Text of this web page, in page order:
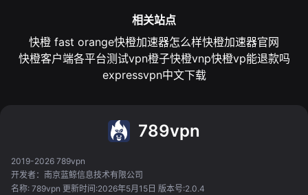
相关站点
快橙 fast orange快橙加速器怎么样快橙加速器官网
快橙客户端各平台测试vpn橙子快橙vnp快橙vp能退款吗
expressvpn中文下载
789vpn
2019-2026 789vpn
开发者：南京蓝鲸信息技术有限公司
名称: 789vpn 更新时间:2026年5月15日 版本号:2.0.4